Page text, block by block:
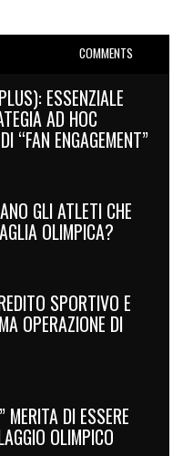
COMMENTS
ESSENZIALE
AD HOC
“FAN ENGAGEMENT”
GLI ATLETI CHE
OLIMPICA?
SPORTIVO E
OPERAZIONE DI
MERITA DI ESSERE
OLIMPICO